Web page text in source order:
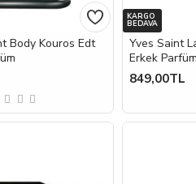
Body Kouros Edt
KARGO
BEDAVA
Yves Saint
Erkek Parfüm
849,00TL